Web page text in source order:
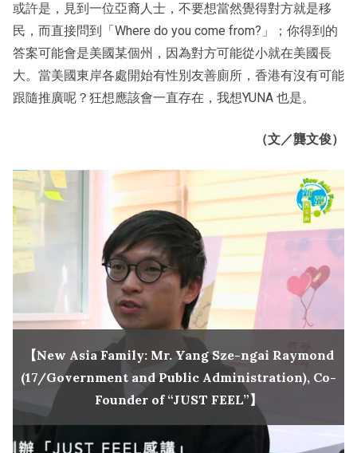
或許是，見到一位亞裔人士，不要想當然覺得對方就是移
民，而直接問到「Where do you come from?」；你得到的
答案可能會是美國某個州，因為對方可能從小就在美國長
大。當美國東岸各處開始有性別友善廁所，香港有沒有可能
跟隨推廣呢？狂想應該會一直存在，我想YUNA 也是。
（文／龔文俊）
【New Asia Family: Mr. Yang Sze-ngai Raymond
(17/Government and Public Administration), Co-
Founder of “JUST FEEL”】